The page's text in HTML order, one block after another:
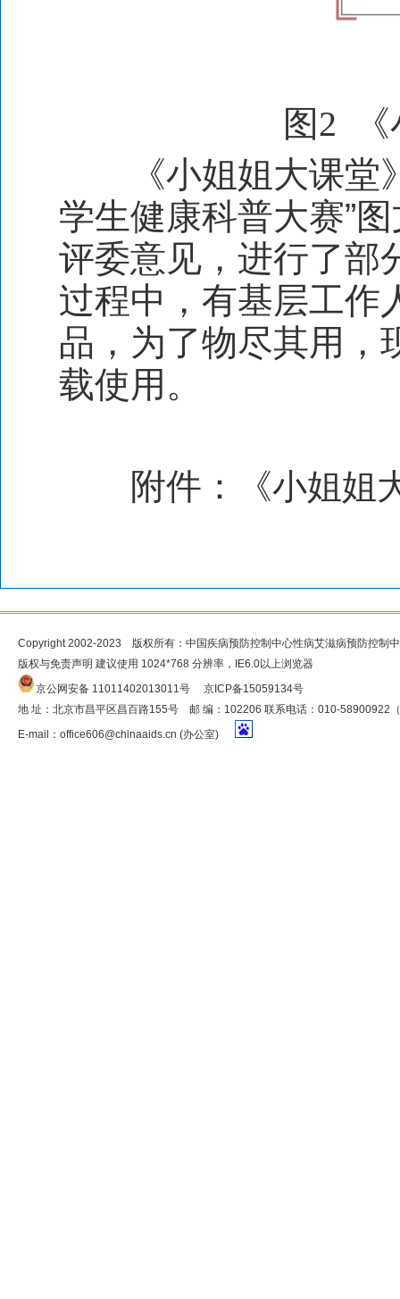
图2
《小姐姐大课堂
学生健康科普大赛”
评委意见，进行了部
过程中，有基层工作
品，为了物尽其用，
载使用。
附件： 《小姐姐
Copyright 2002-2023 版权所有：中国疾病预防控制中心性病艾滋病预防控制
版权与免责声明 建议使用 1024*768 分辨率，IE6.0以上浏览器
京公网安备 11011402013011号
京ICP备15059134号
地 址：北京市昌平区昌百路155号 邮 编：102206 联系电话：010-58900922
E-mail： office606@chinaaids.cn (办公室)